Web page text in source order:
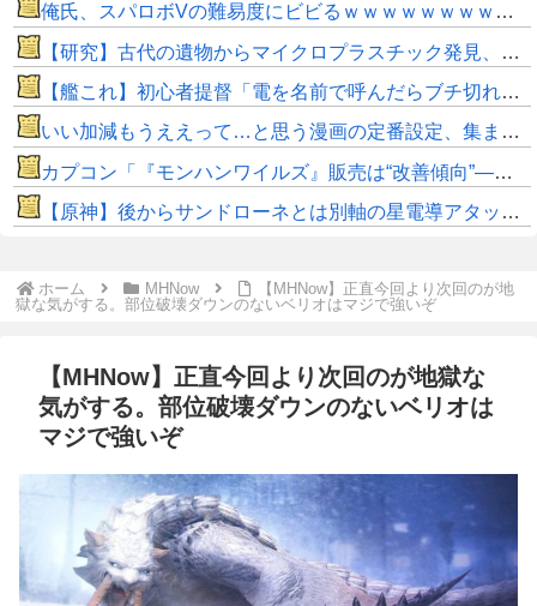
俺氏、スパロボVの難易度にビビるｗｗｗｗｗｗｗｗｗｗｗ
【研究】古代の遺物からマイクロプラスチック発見、考古学に変化か
【艦これ】初心者提督「電を名前で呼んだらブチ切れた」【SS】
いい加減もうええって…と思う漫画の定番設定、集まるスレ→
カプコン「『モンハンワイルズ』販売は“改善傾向”―中長期でワールド超え目指す」
【原神】後からサンドローネとは別軸の星電導アタッカー来そう。
ホーム MHNow
【MHNow】正直今回より次回のが地
獄な気がする。部位破壊ダウンのないベリオはマジで強いぞ
【MHNow】正直今回より次回のが地獄な
気がする。部位破壊ダウンのないベリオは
マジで強いぞ